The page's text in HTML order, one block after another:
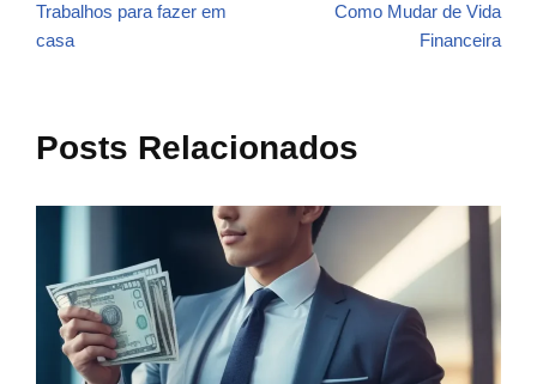
Trabalhos para fazer em
casa
Como Mudar de Vida
Financeira
Posts Relacionados